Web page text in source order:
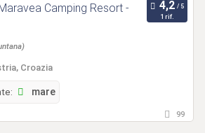
Camping Resort -
1 rif.
Croazia
mare
99